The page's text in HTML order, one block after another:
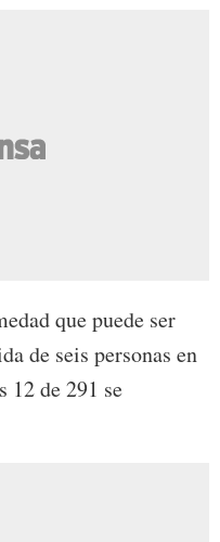
que puede ser
de seis personas en
12 de 291 se